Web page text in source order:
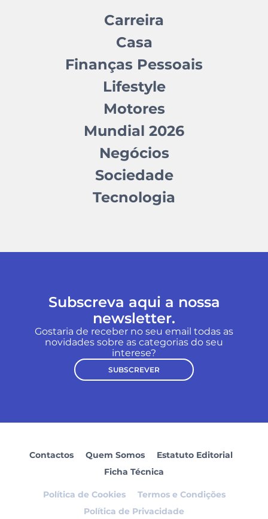
Carreira
Casa
Finanças Pessoais
Lifestyle
Motores
Mundial 2026
Negócios
Sociedade
Tecnologia
Subscreva aqui a nossa
newsletter.
Gostaria de receber no seu email todas as
novidades sobre as categorias do seu
interese?
SUBSCREVER
Contactos Quem Somos
Estatuto Editorial
Ficha Técnica
Política de Cookies
Termos e Condições
Política de Privacidade